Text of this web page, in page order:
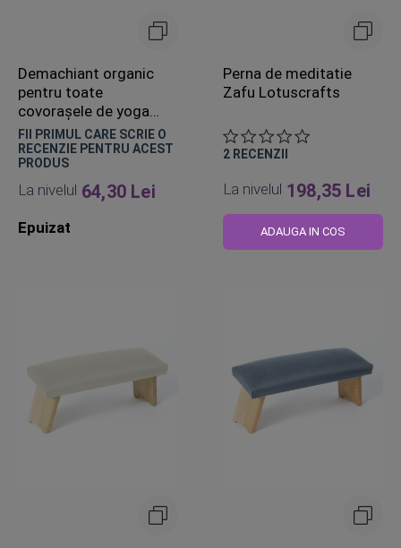
Demachiant organic
pentru toate
covorașele de yoga
Lotuscrafts
FII PRIMUL CARE SCRIE O
RECENZIE PENTRU ACEST
PRODUS
La nivelul 64,30 Lei
Epuizat
Perna de meditatie
Zafu Lotuscrafts
2 RECENZII
La nivelul 198,35 Lei
ADAUGA IN COS